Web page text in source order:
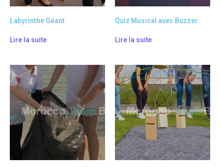
Labyrinthe Géant
Lire la suite
Quiz Musical avec Buzzer
Lire la suite